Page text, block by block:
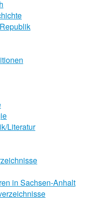
Literatur
in Sachsen-Anhalt